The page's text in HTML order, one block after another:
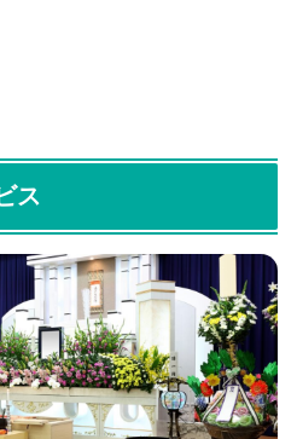
ス